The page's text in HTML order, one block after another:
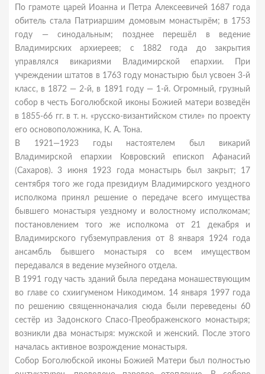
По грамоте царей Иоанна и Петра Алексеевичей 1687 года
обитель стала Патриаршим домовым монастырём; в 1753
году — синодальным; позднее перешёл в ведение
Владимирских архиереев; с 1882 года до закрытия
управлялся викариями Владимирской епархии. При
учреждении штатов в 1763 году монастырю был усвоен 3-й
класс, в 1872 — 2-й, в 1891 году — 1-й. Огромный, грузный
собор в честь Боголюбской иконы Божией матери возведён
в 1855-66 гг. в т. н. «русско-византийском стиле» по проекту
его основоположника, К. А. Тона.
В 1921—1923 годы настоятелем был викарий
Владимирской епархии Ковровский епископ Афанасий
(Сахаров). 3 июня 1923 года монастырь был закрыт; 17
сентября того же года президиум Владимирского уездного
исполкома принял решение о передаче всего имущества
бывшего монастыря уездному и волостному исполкомам;
постановлением того же исполкома от 21 декабря и
Владимирского губземуправления от 8 января 1924 года
ансамбль бывшего монастыря со всем имуществом
передавался в ведение музейного отдела.
В 1991 году часть зданий была передана монашествующим
во главе со схиигуменом Никодимом. 14 января 1997 года
по решению священноначалия сюда были переведены 60
сестёр из Задонского Спасо-Преображенского монастыря;
возникли два монастыря: мужской и женский. После этого
началась активное возрождение монастыря.
Собор Боголюбской иконы Божией Матери был полностью